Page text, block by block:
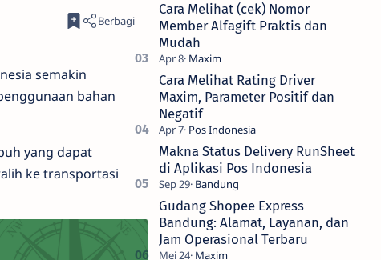
semakin
bahan
yang dapat
ke transportasi
Cara Melihat (cek) Nomor
Member Alfagift Praktis dan
Mudah
Cara Melihat Rating Driver
Maxim, Parameter Positif dan
Negatif
Makna Status Delivery RunSheet
di Aplikasi Pos Indonesia
Gudang Shopee Express
Bandung: Alamat, Layanan, dan
Jam Operasional Terbaru